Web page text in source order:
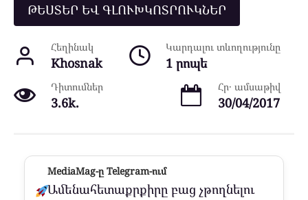
ԹԵՍՏԵՐ ԵՎ ԳԼՈՒԽԿՈՏՐՈՒԿՆԵՐ
Հեղինակ
Khosnak
Կարդալու տևողությունը
1 րոպե
Դիտումներ
3.6k.
Հր․ ամսաթիվ
30/04/2017
MediaMag-ը Telegram-ում
Ամենահետաքրքիրը բաց չթողնելու